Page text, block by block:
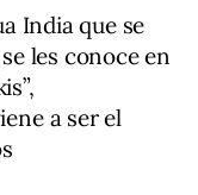
India que se
les conoce en
a ser el